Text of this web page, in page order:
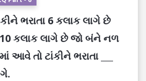
ભરાતા 6 કલાક લાગે છે
10 કલાક લાગે છે જો બંને નળ
આવે તો ટાંકીને ભરાતા ___